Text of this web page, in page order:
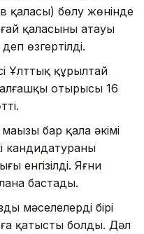
қаласы) бөлу жөнінде
қаласының атауы
өзгертілді.
Ұлттық құрылтай
отырысы 16
бар қала әкімі
кандидатураны
енгізілді. Яғни
бастады.
мәселелердің бірі
қатысты болды. Дәл